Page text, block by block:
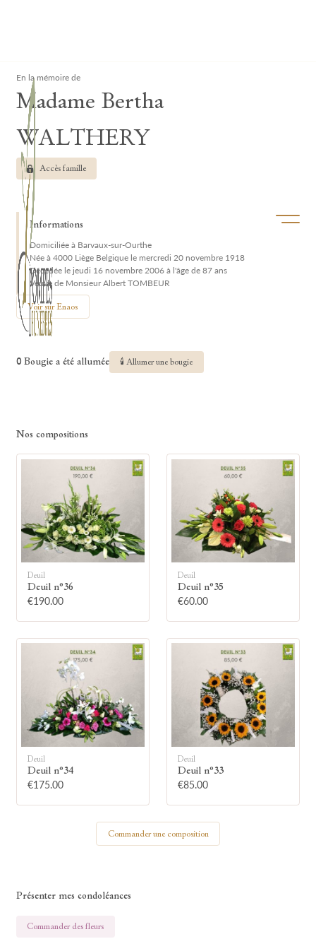
Ouvrir/
En la mémoire de
Madame Bertha
WALTHERY
Accès famille
Informations
Domiciliée à Barvaux-sur-Ourthe
Née à 4000 Liège Belgique le mercredi 20 novembre 1918
Décédée le jeudi 16 novembre 2006 à l'âge de 87 ans
Veuve de Monsieur Albert TOMBEUR
Voir sur Enaos
0 Bougie a été allumée 🕯 Allumer une bougie
Allumez une bougie
Montrez votre soutien à la famille en
allumant symboliquement une bougie.
Votre prénom
Nos compositions
Deuil
Deuil n°36
€190.00
Deuil
Deuil n°35
€60.00
Deuil
Deuil n°34
€175.00
Deuil
Deuil n°33
€85.00
Commander une composition
Présenter mes condoléances
Commander des fleurs